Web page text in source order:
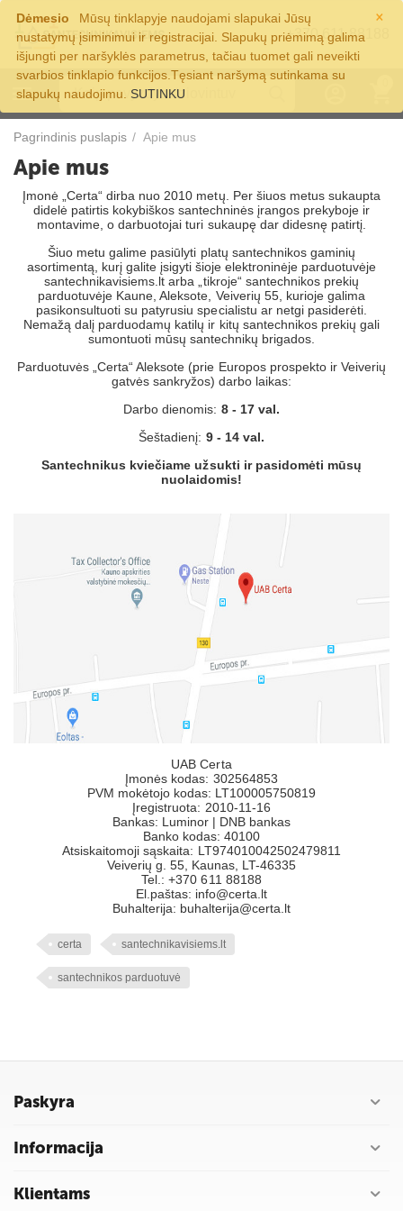
×
Dėmesio
Mūsų tinklapyje naudojami slapukai Jūsų
nustatymų įsiminimui ir registracijai. Slapukų priėmimą galima
išjungti per naršyklės parametrus, tačiau tuomet gali neveikti
svarbios tinklapio funkcijos.Tęsiant naršymą sutinkama su
slapukų naudojimu. SUTINKU
+370 611 88188
Pagrindinis puslapis / Apie mus
Apie mus
Įmonė „Certa“ dirba nuo 2010 metų. Per šiuos metus sukaupta
didelė patirtis kokybiškos santechninės įrangos prekyboje ir
montavime, o darbuotojai turi sukaupę dar didesnę patirtį.
Šiuo metu galime pasiūlyti platų santechnikos gaminių
asortimentą, kurį galite įsigyti šioje elektroninėje parduotuvėje
santechnikavisiems.lt arba „tikroje“ santechnikos prekių
parduotuvėje Kaune, Aleksote, Veiverių 55, kurioje galima
pasikonsultuoti su patyrusiu specialistu ar netgi pasiderėti.
Nemažą dalį parduodamų katilų ir kitų santechnikos prekių gali
sumontuoti mūsų santechnikų brigados.
Parduotuvės „Certa“ Aleksote (prie Europos prospekto ir Veiverių
gatvės sankryžos) darbo laikas:
Darbo dienomis: 8 - 17 val.
Šeštadienį: 9 - 14 val.
Santechnikus kviečiame užsukti ir pasidomėti mūsų
nuolaidomis!
UAB Certa
Įmonės kodas: 302564853
PVM mokėtojo kodas: LT100005750819
Įregistruota: 2010-11-16
Bankas: Luminor | DNB bankas
Banko kodas: 40100
Atsiskaitomoji sąskaita: LT974010042502479811
Veiverių g. 55, Kaunas, LT-46335
Tel.: +370 611 88188
El.paštas: info@certa.lt
Buhalterija: buhalterija@certa.lt
certa santechnikavisiems.lt
santechnikos parduotuvė
Paskyra
Informacija
Klientams